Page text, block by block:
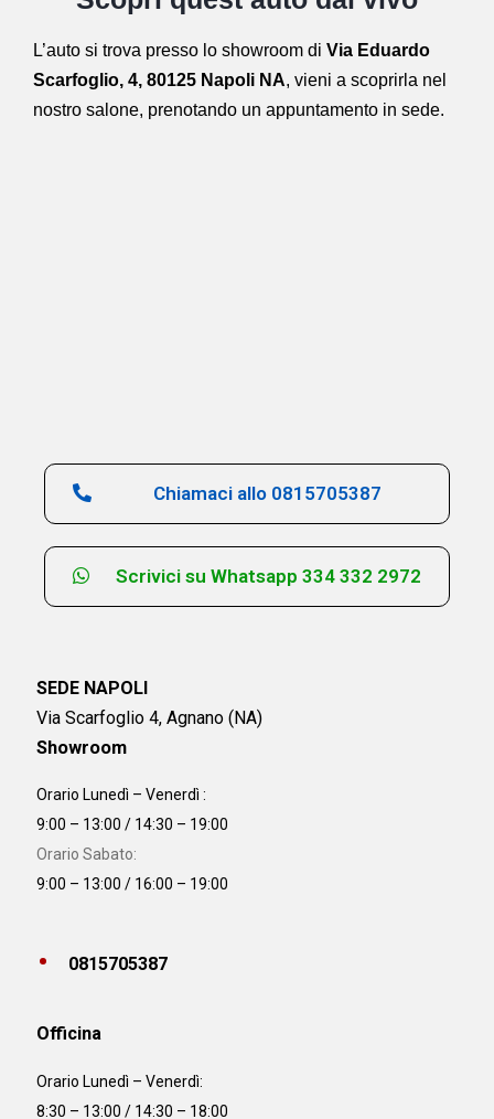
L’auto si trova presso lo showroom di Via Eduardo
Scarfoglio, 4, 80125 Napoli NA, vieni a scoprirla nel
nostro salone, prenotando un appuntamento in sede.
Chiamaci allo 0815705387
Scrivici su Whatsapp 334 332 2972
SEDE NAPOLI
Via Scarfoglio 4, Agnano (NA)
Showroom
Orario Lunedì – Venerdì :
9:00 – 13:00 / 14:30 – 19:00
Orario Sabato:
9:00 – 13:00 / 16:00 – 19:00
0815705387
Officina
Orario Lunedì – Venerdì:
8:30 – 13:00 / 14:30 – 18:00